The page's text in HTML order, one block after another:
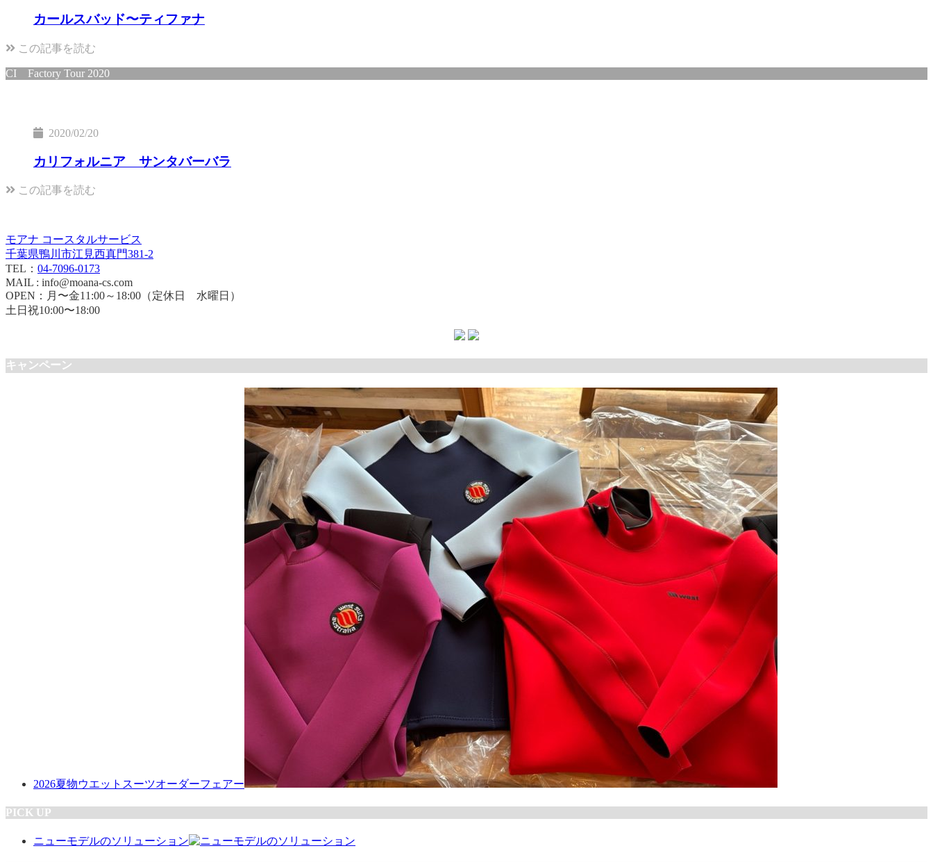
カールスバッド〜ティファナ
この記事を読む
CI Factory Tour 2020
2020/02/20
カリフォルニア サンタバーバラ
この記事を読む
モアナ コースタルサービス
千葉県鴨川市江見西真門381-2
TEL： 04-7096-0173
MAIL : info@moana-cs.com
OPEN：月〜金11:00～18:00（定休日 水曜日）
土日祝10:00〜18:00
キャンペーン
2026夏物ウエットスーツオーダーフェアー
PICK UP
ニューモデルのソリューション